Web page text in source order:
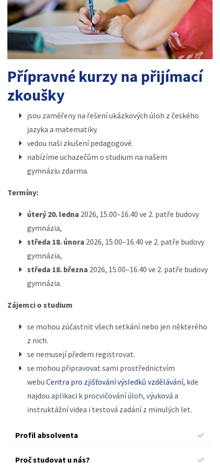
Přípravné kurzy na přijímací
zkoušky
jsou zaměřeny na řešení ukázkových úloh z českého
jazyka a matematiky.
vedou naši zkušení pedagogové.
nabízíme uchazečům o studium na našem
gymnáziu zdarma.
Termíny:
úterý 20. ledna 2026, 15.00–16.40 ve 2. patře budovy
gymnázia,
středa 18. února 2026, 15.00–16.40 ve 2. patře budovy
gymnázia,
středa 18. března 2026, 15.00–16.40 ve 2. patře budovy
gymnázia.
Zájemci o studium
se mohou zúčastnit všech setkání nebo jen některého
z nich.
se nemusejí předem registrovat.
se mohou připravovat sami prostřednictvím
webu Centra pro zjišťování výsledků vzdělávání, kde
najdou aplikaci k procvičování úloh, výuková a
instruktážní videa i testová zadání z minulých let.
Profil absolventa
Proč studovat u nás?